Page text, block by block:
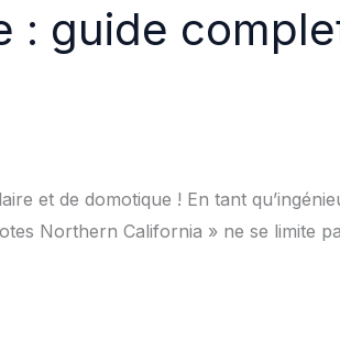
: guide
et de domotique ! En tant
Northern California » ne se limite